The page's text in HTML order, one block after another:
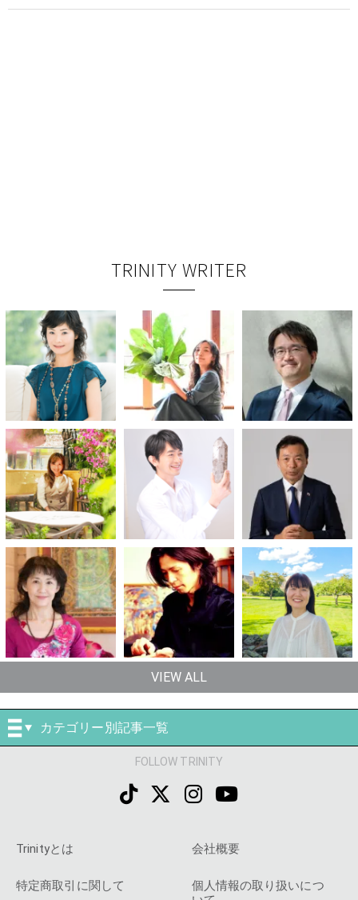
TRINITY WRITER
VIEW ALL
カテゴリー別記事一覧
FOLLOW TRINITY
Trinityとは 会社概要
特定商取引に関して
個人情報の取り扱いにつ